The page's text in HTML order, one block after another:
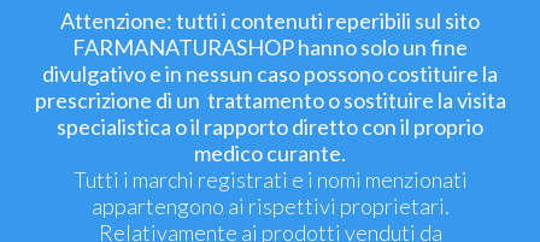
Attenzione: tutti i contenuti reperibili sul sito
FARMANATURASHOP hanno solo un fine
divulgativo e in nessun caso possono costituire la
prescrizione di un trattamento o sostituire la visita
specialistica o il rapporto diretto con il proprio
medico curante.
Tutti i marchi registrati e i nomi menzionati
appartengono ai rispettivi proprietari.
Relativamente ai prodotti venduti da